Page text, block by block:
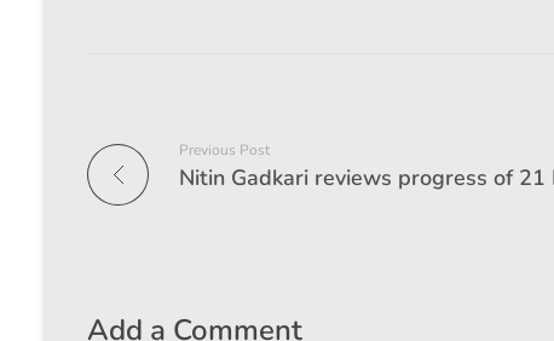
Previous Post
Add a Comment